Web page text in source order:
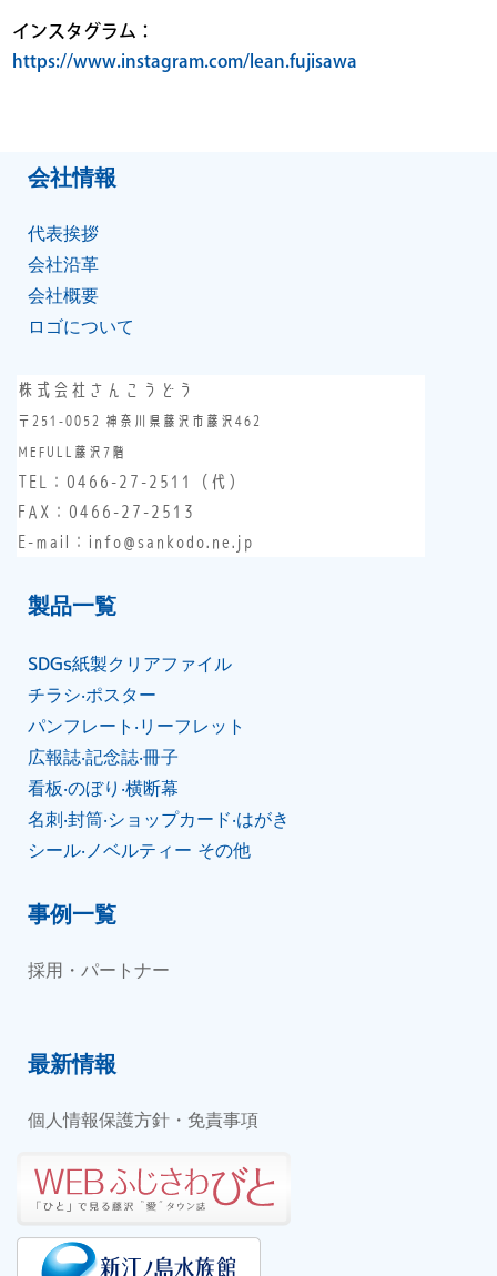
インスタグラム：
https://www.instagram.com/lean.fujisawa
会社情報
代表挨拶
会社沿⾰
会社概要
ロゴについて
株式会社さんこうどう
〒251-0052 神奈川県藤沢市藤沢462
MEFULL藤沢7階
TEL： 0466-27-2511
（代）
FAX：0466-27-2513
E-mail：info@sankodo.ne.jp
製品⼀覧
SDGs紙製クリアファイル
チラシ‧ポスター
パンフレート‧リーフレット
広報誌‧記念誌‧冊⼦
看板‧のぼり‧横断幕
名刺‧封筒‧ショップカード‧はがき
シール‧ノベルティー その他
事例一覧
採用・パートナー
最新情報
個人情報保護方針・免責事項